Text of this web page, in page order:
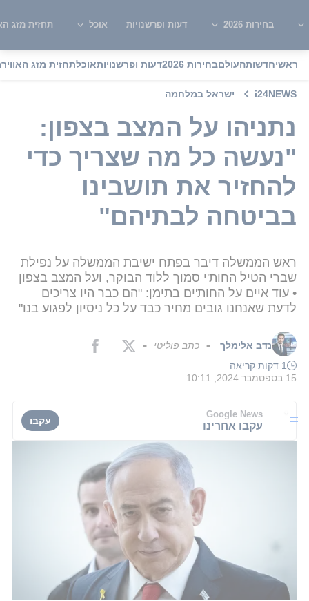
בחירות 2026 דעות ופרשנויות אוכל תחזית מזג
ראשיחדשותהעולםבחירות 2026 דעות ופרשנויותאוכלתחזית מזג האוויר
i24NEWS ישראל במלחמה
נתניהו על המצב בצפון:
"נעשה כל מה שצריך כדי
להחזיר את תושבינו
בביטחה לבתיהם"
ראש הממשלה דיבר בפתח ישיבת הממשלה על נפילת
שברי הטיל החות'י סמוך ללוד הבוקר, ועל המצב בצפון
• עוד איים על החות'ים בתימן: "הם כבר היו צריכים
לדעת שאנחנו גובים מחיר כבד על כל ניסיון לפגוע בנו"
נדב אלימלך ■ כתב פוליטי ■
1 דקות קריאה
15 בספטמבר 2024, 10:11
Google News
עקבו אחרינו עקבו